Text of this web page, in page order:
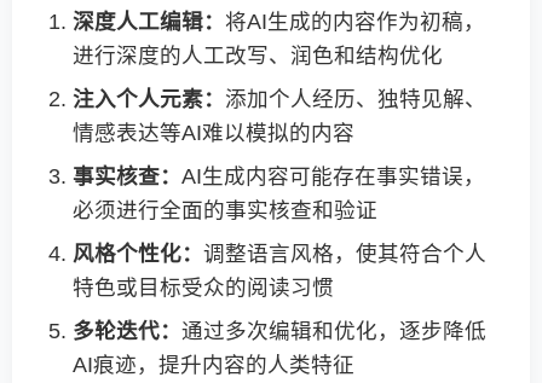
深度人工编辑： 将AI生成的内容作为初稿，
进行深度的人工改写、润色和结构优化
注入个人元素： 添加个人经历、独特见解、
情感表达等AI难以模拟的内容
事实核查： AI生成内容可能存在事实错误，
必须进行全面的事实核查和验证
风格个性化： 调整语言风格，使其符合个人
特色或目标受众的阅读习惯
多轮迭代： 通过多次编辑和优化，逐步降低
AI痕迹，提升内容的人类特征